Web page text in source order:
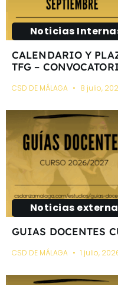
Noticias
CALENDARIO Y
TFG –
CSD DE MÁLAGA 8 julio,
Noticias
GUIAS DOCENTES
CSD DE MÁLAGA 1 julio,